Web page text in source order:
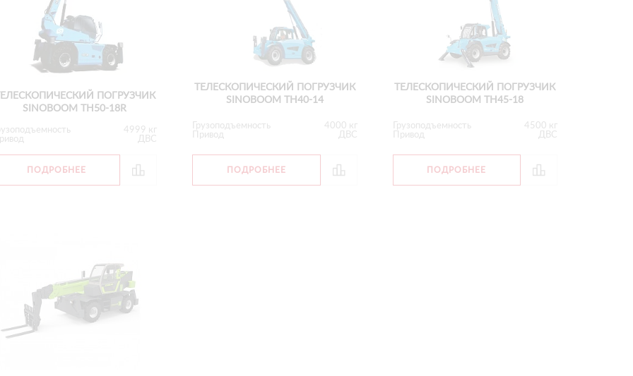
ПОГРУЗЧИК
SINOBOOM ТН50-18R
4999 кг
ДВС
ПОДРОБНЕЕ
ТЕЛЕСКОПИЧЕСКИЙ ПОГРУЗЧИК
SINOBOOM ТН40-14
Грузоподъемность
4000 кг
Привод
ДВС
ПОДРОБНЕЕ
ТЕЛЕСКОПИЧЕСКИЙ ПОГРУЗЧИК
SINOBOOM ТН45-18
Грузоподъемность
4500 кг
Привод
ДВС
ПОДРОБНЕЕ